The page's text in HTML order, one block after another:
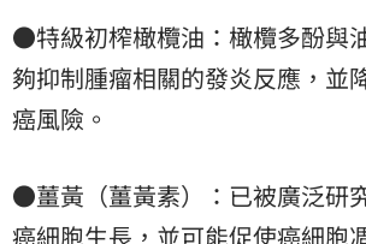
●特級初榨橄欖油：橄欖多酚與
夠抑制腫瘤相關的發炎反應，並
癌風險。
●薑黃（薑黃素）：已被廣泛研
癌細胞生長，並可能促使癌細胞